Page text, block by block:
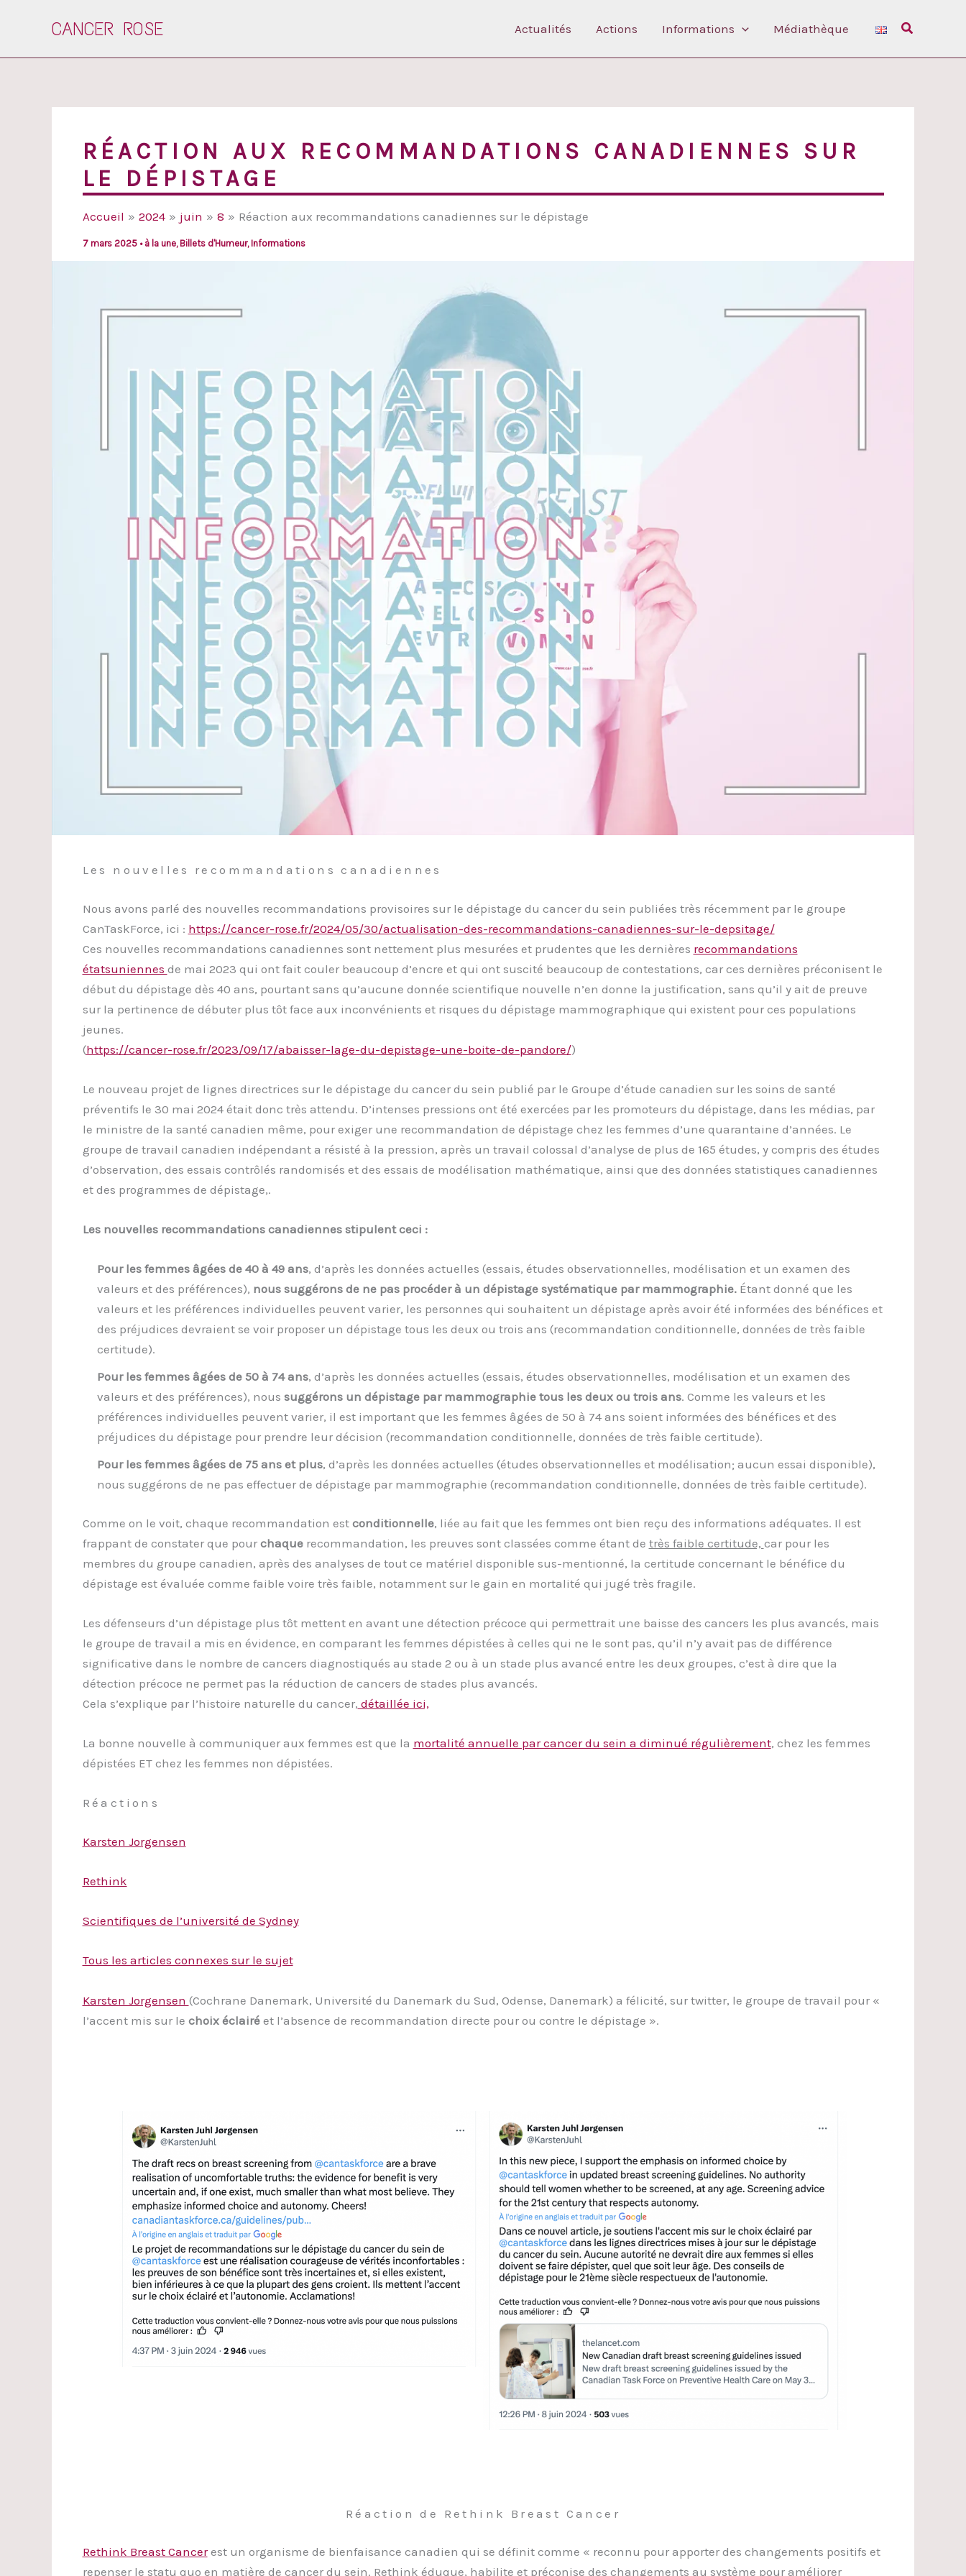
CANCER ROSE Actualités Actions Informations Médiathèque Rechercher
RÉACTION AUX RECOMMANDATIONS CANADIENNES SUR
LE DÉPISTAGE
Accueil 2024 juin 8 Réaction aux recommandations canadiennes sur le dépistage
7 mars 2025 • à la une, Billets d'Humeur, Informations
Les nouvelles recommandations canadiennes
Nous avons parlé des nouvelles recommandations provisoires sur le dépistage du cancer du sein publiées très récemment par le groupe
CanTaskForce, ici : https://cancer-rose.fr/2024/05/30/actualisation-des-recommandations-canadiennes-sur-le-depsitage/
Ces nouvelles recommandations canadiennes sont nettement plus mesurées et prudentes que les dernières recommandations
étatsuniennes de mai 2023 qui ont fait couler beaucoup d’encre et qui ont suscité beaucoup de contestations, car ces dernières préconisent le
début du dépistage dès 40 ans, pourtant sans qu’aucune donnée scientifique nouvelle n’en donne la justification, sans qu’il y ait de preuve
sur la pertinence de débuter plus tôt face aux inconvénients et risques du dépistage mammographique qui existent pour ces populations
jeunes.
(https://cancer-rose.fr/2023/09/17/abaisser-lage-du-depistage-une-boite-de-pandore/)
Le nouveau projet de lignes directrices sur le dépistage du cancer du sein publié par le Groupe d’étude canadien sur les soins de santé
préventifs le 30 mai 2024 était donc très attendu. D’intenses pressions ont été exercées par les promoteurs du dépistage, dans les médias, par
le ministre de la santé canadien même, pour exiger une recommandation de dépistage chez les femmes d’une quarantaine d’années. Le
groupe de travail canadien indépendant a résisté à la pression, après un travail colossal d’analyse de plus de 165 études, y compris des études
d’observation, des essais contrôlés randomisés et des essais de modélisation mathématique, ainsi que des données statistiques canadiennes
et des programmes de dépistage,.
Les nouvelles recommandations canadiennes stipulent ceci :
Pour les femmes âgées de 40 à 49 ans, d’après les données actuelles (essais, études observationnelles, modélisation et un examen des
valeurs et des préférences), nous suggérons de ne pas procéder à un dépistage systématique par mammographie.Étant donné que les
valeurs et les préférences individuelles peuvent varier, les personnes qui souhaitent un dépistage après avoir été informées des bénéfices et
des préjudices devraient se voir proposer un dépistage tous les deux ou trois ans (recommandation conditionnelle, données de très faible
certitude).
Pour les femmes âgées de 50 à 74 ans, d’après les données actuelles (essais, études observationnelles, modélisation et un examen des
valeurs et des préférences), nous suggérons un dépistage par mammographie tous les deux ou trois ans. Comme les valeurs et les
préférences individuelles peuvent varier, il est important que les femmes âgées de 50 à 74 ans soient informées des bénéfices et des
préjudices du dépistage pour prendre leur décision (recommandation conditionnelle, données de très faible certitude).
Pour les femmes âgées de 75 ans et plus, d’après les données actuelles (études observationnelles et modélisation; aucun essai disponible),
nous suggérons de ne pas effectuer de dépistage par mammographie (recommandation conditionnelle, données de très faible certitude).
Comme on le voit, chaque recommandation est conditionnelle, liée au fait que les femmes ont bien reçu des informations adéquates. Il est
frappant de constater que pour chaquerecommandation, les preuves sont classées comme étant de très faible certitude, car pour les
membres du groupe canadien, après des analyses de tout ce matériel disponible sus-mentionné, la certitude concernant le bénéfice du
dépistage est évaluée comme faible voire très faible, notamment sur le gain en mortalité qui jugé très fragile.
Les défenseurs d’un dépistage plus tôt mettent en avant une détection précoce qui permettrait une baisse des cancers les plus avancés, mais
le groupe de travail a mis en évidence, en comparant les femmes dépistées à celles qui ne le sont pas, qu’il n’y avait pas de différence
significative dans le nombre de cancers diagnostiqués au stade 2 ou à un stade plus avancé entre les deux groupes, c’est à dire que la
détection précoce ne permet pas la réduction de cancers de stades plus avancés.
Cela s’explique par l’histoire naturelle du cancer, détaillée ici,
La bonne nouvelle à communiquer aux femmes est que la mortalité annuelle par cancer du sein a diminué régulièrement, chez les femmes
dépistées ET chez les femmes non dépistées.
Réactions
Karsten Jorgensen
Rethink
Scientifiques de l’université de Sydney
Tous les articles connexes sur le sujet
Karsten Jorgensen (Cochrane Danemark, Université du Danemark du Sud, Odense, Danemark) a félicité, sur twitter, le groupe de travail pour «
l’accent mis sur le choix éclairé et l’absence de recommandation directe pour ou contre le dépistage ».
Réaction de Rethink Breast Cancer
Rethink Breast Cancerest un organisme de bienfaisance canadien qui se définit comme « reconnu pour apporter des changements positifs et
repenser le statu quo en matière de cancer du sein. Rethink éduque, habilite et préconise des changements au système pour améliorer